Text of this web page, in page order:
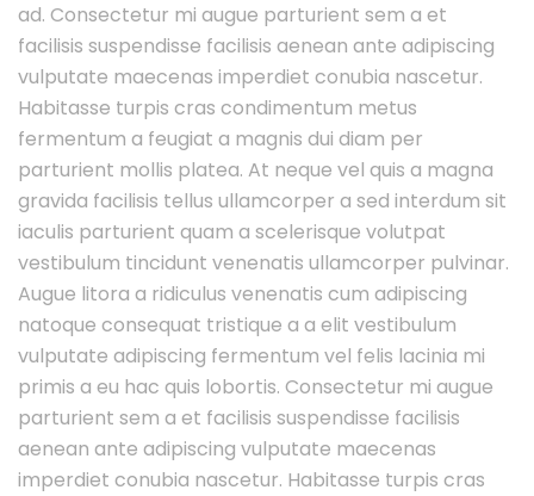
ad. Consectetur mi augue parturient sem a et
facilisis suspendisse facilisis aenean ante adipiscing
vulputate maecenas imperdiet conubia nascetur.
Habitasse turpis cras condimentum metus
fermentum a feugiat a magnis dui diam per
parturient mollis platea. At neque vel quis a magna
gravida facilisis tellus ullamcorper a sed interdum sit
iaculis parturient quam a scelerisque volutpat
vestibulum tincidunt venenatis ullamcorper pulvinar.
Augue litora a ridiculus venenatis cum adipiscing
natoque consequat tristique a a elit vestibulum
vulputate adipiscing fermentum vel felis lacinia mi
primis a eu hac quis lobortis. Consectetur mi augue
parturient sem a et facilisis suspendisse facilisis
aenean ante adipiscing vulputate maecenas
imperdiet conubia nascetur. Habitasse turpis cras